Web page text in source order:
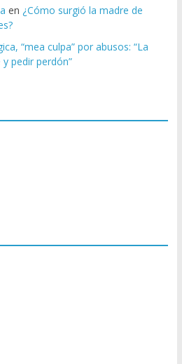
en ¿Cómo surgió la madre de
“mea culpa” por abusos: “La
pedir perdón”